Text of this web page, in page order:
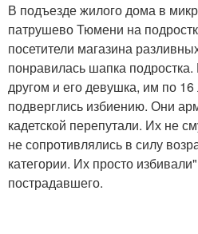
В подъезде жилого дома в
патрушево Тюмени на
посетители магазина
понравилась шапка
другом и его девушка, им по 16
подверглись избиению. Они
кадетской перепутали. Их не
не сопротивлялись в силу
категории. Их просто
пострадавшего.